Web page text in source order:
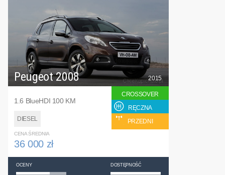
Peugeot 2008
1.6 BlueHDI 100 KM
DIESEL
2015
CROSSOVER
RĘCZNA
PRZEDNI
CENA ŚREDNIA
36 000 zł
OCENY DOSTĘPNOŚĆ